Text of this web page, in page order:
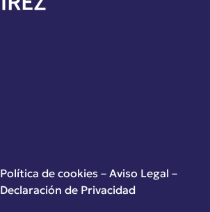
Política de cookies –Aviso Legal –
Declaración de Privacidad